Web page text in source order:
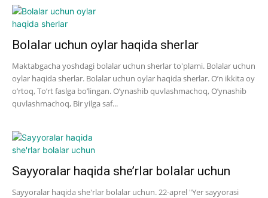
Bolalar uchun oylar haqida sherlar
Maktabgacha yoshdagi bolalar uchun sherlar to'plami. Bolalar uchun
oylar haqida sherlar. Bolalar uchun oylar haqida sherlar. O’n ikkita oy
o’rtoq, To’rt faslga bo’lingan. O’ynashib quvlashmachoq, O’ynashib
quvlashmachoq, Bir yilga saf...
Sayyoralar haqida she’rlar bolalar uchun
Sayyoralar haqida she'rlar bolalar uchun. 22-aprel "Yer sayyorasi